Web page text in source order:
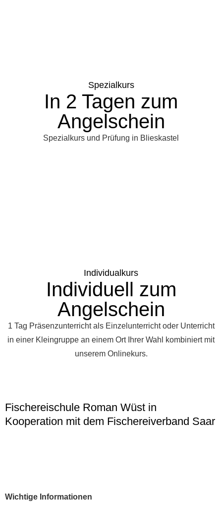
Spezialkurs
In 2 Tagen zum
Angelschein
Spezialkurs und Prüfung in Blieskastel
Individualkurs
Individuell zum
Angelschein
1 Tag Präsenzunterricht als Einzelunterricht oder Unterricht
in einer Kleingruppe an einem Ort Ihrer Wahl kombiniert mit
unserem Onlinekurs.
Fischereischule Roman Wüst in
Kooperation mit dem Fischereiverband Saar
Wichtige Informationen